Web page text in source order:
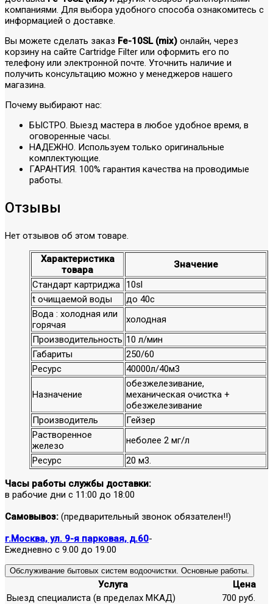
компаниями. Для выбора удобного способа ознакомитесь с
информацией о доставке.
Вы можете сделать заказ Fe-10SL (mix) онлайн, через
корзину на сайте Cartridge Filter или оформить его по
телефону или электронной почте. Уточнить наличие и
получить консультацию можно у менеджеров нашего
магазина.
Почему выбирают нас:
БЫСТРО. Выезд мастера в любое удобное время, в
оговоренные часы.
НАДЕЖНО. Используем только оригинальные
комплектующие.
ГАРАНТИЯ. 100% гарантия качества на проводимые
работы.
Отзывы
Нет отзывов об этом товаре.
Характеристика
товара
Значение
Стандарт картриджа
10sl
t очищаемой воды
до 40c
Вода : холодная или
горячая
холодная
Производительность 10 л/мин
Габариты
250/60
Ресурс
40000л/40м3
Назначение
обезжелезивание,
механическая очистка +
обезжелезивание
Производитель
Гейзер
Растворенное
железо
неболее 2 мг/л
Ресурс
20 м3.
Часы работы службы доставки:
в рабочие дни с 11:00 до 18:00
Самовывоз: (предварительный звонок обязателен!!)
г.Москва, ул. 9-я парковая, д.60-
Ежедневно с 9.00 до 19.00
Обслуживание бытовых систем водоочистки. Основные работы.
Услуга
Цена
Выезд специалиста (в пределах МКАД)
700 руб.